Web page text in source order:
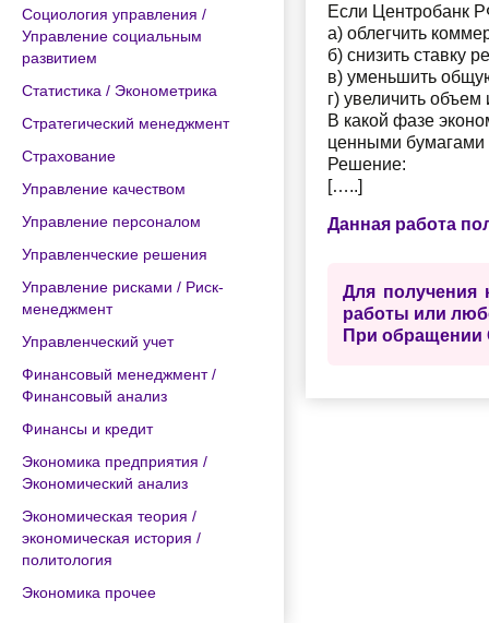
Социология управления /
Управление социальным
развитием
Статистика / Эконометрика
Стратегический менеджмент
Страхование
Управление качеством
Управление персоналом
Управленческие решения
Управление рисками / Риск-
менеджмент
Управленческий учет
Финансовый менеджмент /
Финансовый анализ
Финансы и кредит
Экономика предприятия /
Экономический анализ
Экономическая теория /
экономическая история /
политология
Экономика прочее
Если Центробанк
а) облегчить
б) снизить ставку
в) уменьшить
г) увеличить объем
В какой фазе
ценными бумагами
Решение:
[…..]
Данная работа
Для получения
работы или
При обращении